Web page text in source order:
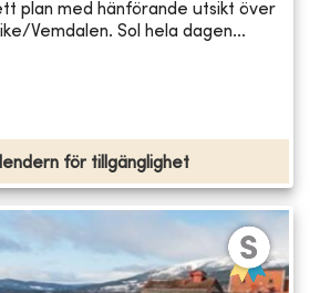
plan med hänförande utsikt över
Vemdalen. Sol hela dagen...
för tillgänglighet